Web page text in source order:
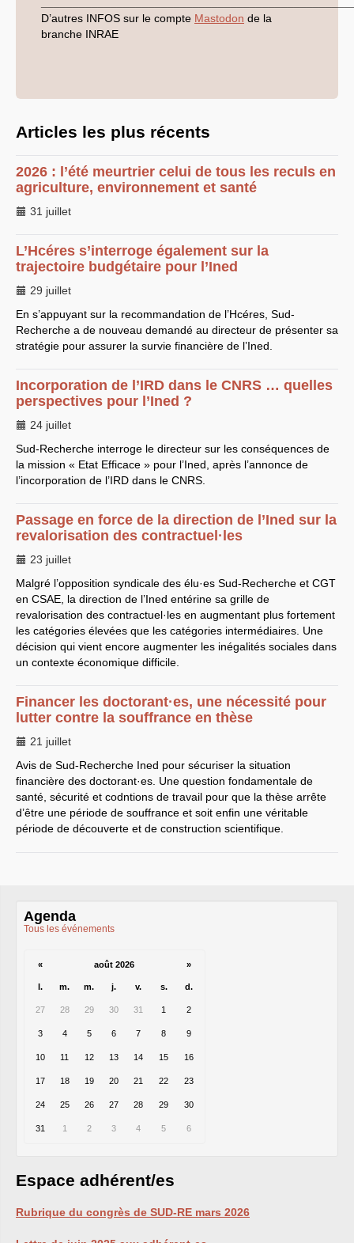
année 2021
année 2020
année 2019
année 2014
année 2012
année 2011
Année 2008
Année 2007
Année 2005
LPR
D’autres INFOS sur le compte Mastodon de la
branche INRAE
Articles les plus récents
2026 : l’été meurtrier celui de tous les reculs en
agriculture, environnement et santé
31 juillet
L’Hcéres s’interroge également sur la
trajectoire budgétaire pour l’Ined
29 juillet
En s’appuyant sur la recommandation de l’Hcéres, Sud-
Recherche a de nouveau demandé au directeur de présenter sa
stratégie pour assurer la survie financière de l’Ined.
Incorporation de l’IRD dans le CNRS … quelles
perspectives pour l’Ined ?
24 juillet
Sud-Recherche interroge le directeur sur les conséquences de
la mission « Etat Efficace » pour l’Ined, après l’annonce de
l’incorporation de l’IRD dans le CNRS
Passage en force de la direction de l’Ined sur la
revalorisation des contractuel · les
23 juillet
Malgré l’opposition syndicale des élu·es Sud-Recherche et CGT
en CSAE , la direction de l’Ined entérine sa grille de
revalorisation des contractuel·les en augmentant plus fortement
les catégories élevées que les catégories intermédiaires. Une
décision qui vient encore augmenter les inégalités sociales dans
un contexte économique difficile.
Financer les doctorant·es, une nécessité pour
lutter contre la souffrance en thèse
21 juillet
Avis de Sud-Recherche Ined pour sécuriser la situation
financière des doctorant·es. Une question fondamentale de
santé, sécurité et codntions de travail pour que la thèse arrête
d’être une période de souffrance et soit enfin une véritable
période de découverte et de construction scientifique.
Agenda
Tous les événements
« août 2026 »
l. m. m. j. v. s. d.
27 28 29 30 31 1 2
3 4 5 6 7 8 9
10 11 12 13 14 15 16
17 18 19 20 21 22 23
24 25 26 27 28 29 30
31 1 2 3 4 5 6
Espace adhérent/es
Rubrique du congrès de SUD-RE mars 2026